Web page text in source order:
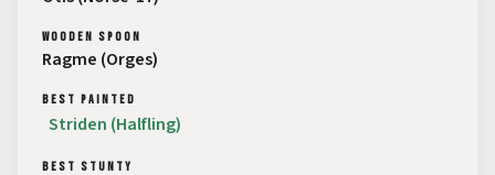
WOODEN SPOON
Ragme (Orges)
BEST PAINTED
Striden (Halfling)
BEST STUNTY